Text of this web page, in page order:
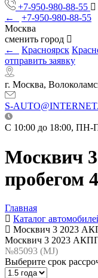
+7-950-980-88-55
←
+7-950-980-88-55
Москва
сменить город
←
Красноярск
отправить заявку
г. Москва,
S-
C 10:00 до 18:00, ПН-
Москвич
пробегом
Главная
Каталог
Москвич 3 2023
Москвич 3 2023
№85093 (МJ)
Выберите срок